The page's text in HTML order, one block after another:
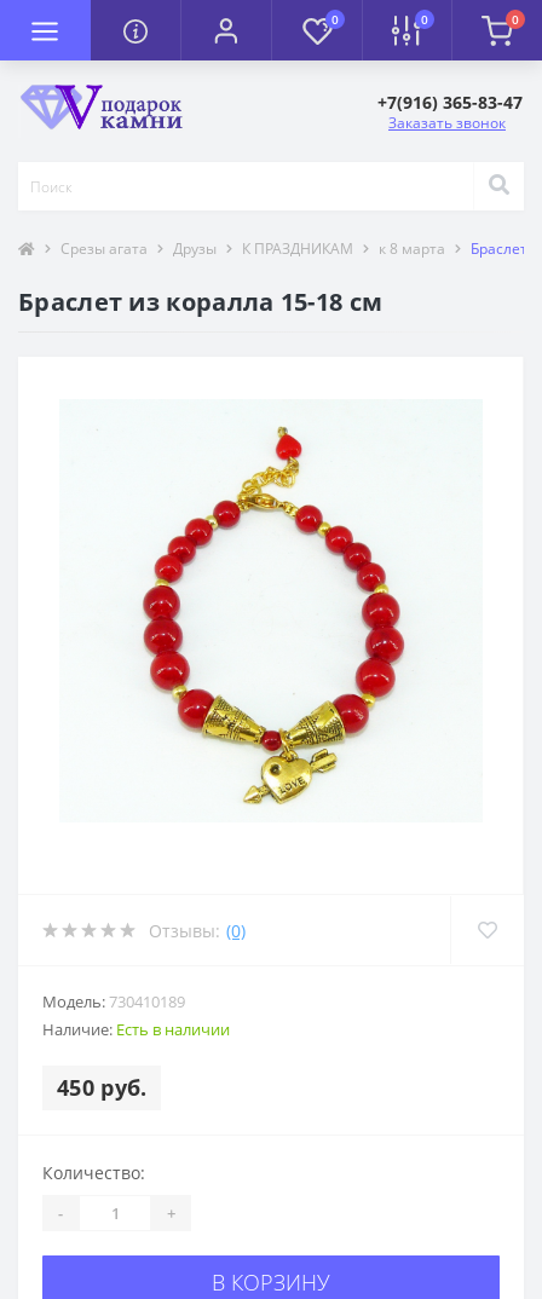
0 0 0
+7(916) 365-83-47
Заказать звонок
Срезы агата Друзы К ПРАЗДНИКАМ к 8 марта Браслет
Браслет из коралла 15-18 см
Отзывы: (0)
Модель:730410189
Наличие: Есть в наличии
450 руб.
Количество:
- +
В КОРЗИНУ